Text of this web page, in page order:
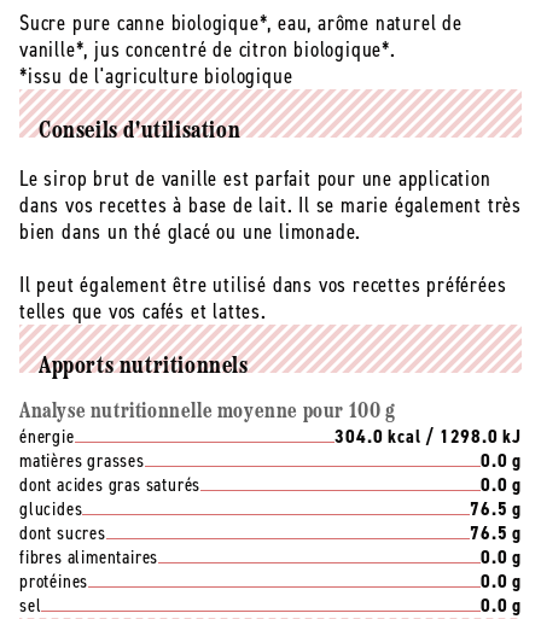
Sucre pure canne biologique*, eau, arôme naturel de
vanille*, jus concentré de citron biologique*.
*issu de l'agriculture biologique
Conseils d'utilisation
Le sirop brut de vanille est parfait pour une application
dans vos recettes à base de lait. Il se marie également très
bien dans un thé glacé ou une limonade.
Il peut également être utilisé dans vos recettes préférées
telles que vos cafés et lattes.
Apports nutritionnels
Analyse nutritionnelle moyenne pour 100 g
énergie
304.0 kcal / 1298.0 kJ
matières grasses
0.0 g
dont acides gras saturés
0.0 g
glucides
76.5 g
dont sucres
76.5 g
fibres alimentaires
0.0 g
protéines
0.0 g
sel
0.0 g